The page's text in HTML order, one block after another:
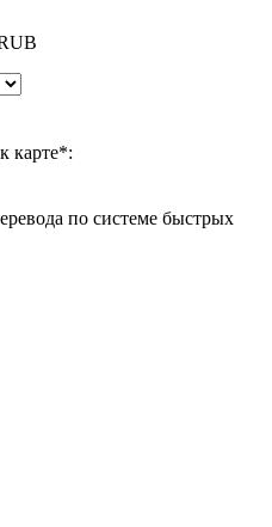
карте*:
по системе быстрых